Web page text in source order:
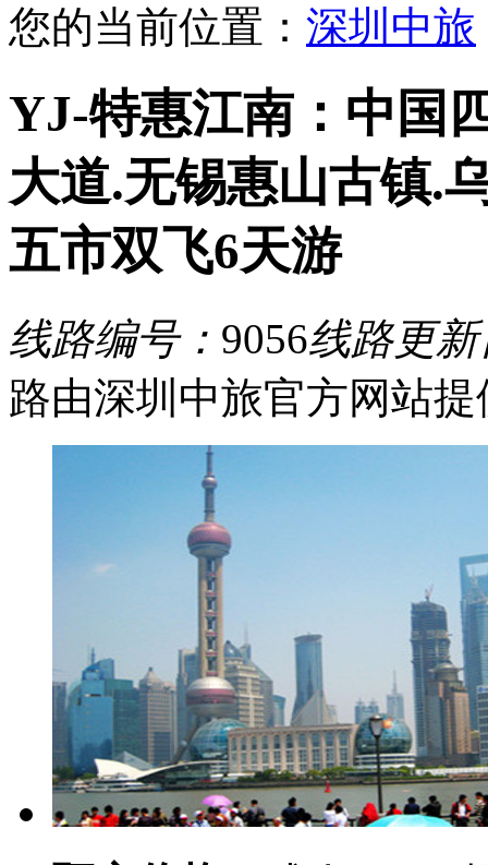
您的当前位置： 深圳中旅
YJ-特惠江南：中国
大道.无锡惠山古镇.
五市双飞6天游
线路编号： 9056线路更
路由深圳中旅官方网站提